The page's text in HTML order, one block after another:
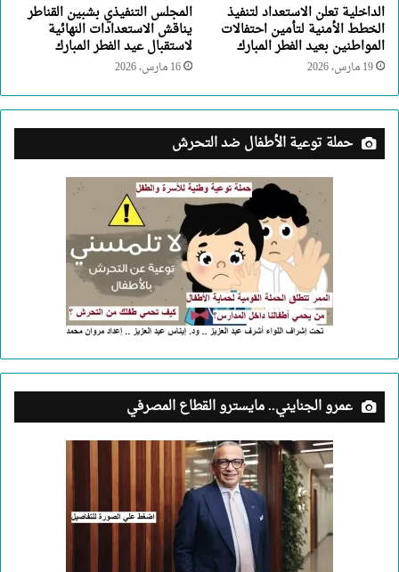
الداخلية تعلن الاستعداد لتنفيذ
الخطط الأمنية لتأمين احتفالات
المواطنين بعيد الفطر المبارك
19 مارس، 2026
المجلس التنفيذي بشبين القناطر
يناقش الاستعدادات النهائية
لاستقبال عيد الفطر المبارك
16 مارس، 2026
حملة توعية الأطفال ضد التحرش
عمرو الجنايني.. مايسترو القطاع المصرفي